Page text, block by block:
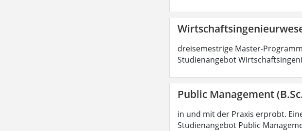
dreisemestrige Master-
Studienangebot
Public Management
in und mit der Praxis erprobt.
Studienangebot Public